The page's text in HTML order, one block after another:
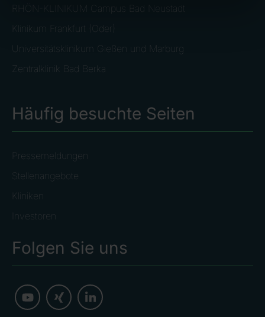
RHÖN-KLINIKUM Campus Bad Neustadt
Klinikum Frankfurt (Oder)
Universitätsklinikum Gießen und Marburg
Zentralklinik Bad Berka
Häufig besuchte Seiten
Pressemeldungen
Stellenangebote
Kliniken
Investoren
Folgen Sie uns